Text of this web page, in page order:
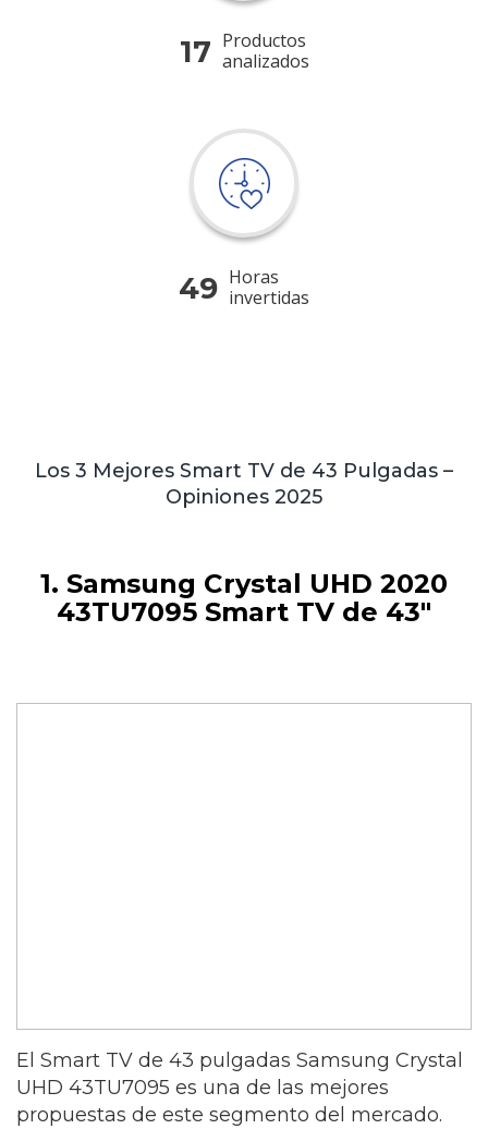
17 Productos
analizados
49 Horas
invertidas
Los 3 Mejores Smart TV de 43 Pulgadas –
Opiniones 2025
1. Samsung Crystal UHD 2020
43TU7095 Smart TV de 43″
El Smart TV de 43 pulgadas Samsung Crystal
UHD 43TU7095 es una de las mejores
propuestas de este segmento del mercado.